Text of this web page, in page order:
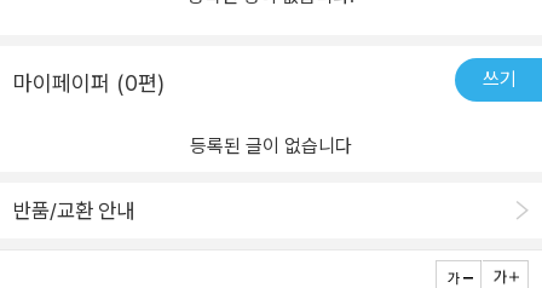
만들어서 GPU 비용을 크게 낮출 수 있다. 7장에서는 비용 효율적으
로 LLM을 서빙하기 위한 다양한 방법을 살펴본다. 8장 ‘sLLM 서빙
이브러리를 활용해 LLM을 서빙하는 방법을 알아본다. 6장에서 학습
M으로 실행할 때의 속도 차이를 확인함으로써 vLLM의 강력함을 확
M 애플리케이션 개발하기’에서는 LLM 애플리케이션을 개발하기 위
마이페이퍼 (0편) 쓰기
등록된 글이 없습니다
반품/교환 안내